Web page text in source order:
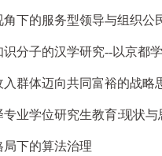
角下的服务型领导与组织公
识分子的汉学研究--以京都
入群体迈向共同富裕的战略
专业学位研究生教育:现状与
局下的算法治理